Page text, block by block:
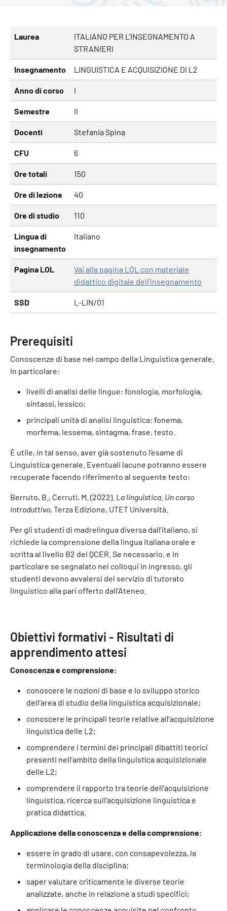
Laurea
ITALIANO PER L'INSEGNAMENTO A
STRANIERI
Insegnamento LINGUISTICA E ACQUISIZIONE DI L2
Anno di corso I
Semestre II
Docenti Stefania Spina
CFU 6
Ore totali 150
Ore di lezione 40
Ore di studio 110
Lingua di
insegnamento
Italiano
Pagina LOL
Vai alla pagina LOL con materiale
didattico digitale dell'insegnamento
SSD L-LIN/01
Prerequisiti
Conoscenze di base nel campo della Linguistica generale.
In particolare:
livelli di analisi delle lingue: fonologia, morfologia,
sintassi, lessico;
principali unità di analisi linguistica: fonema,
morfema, lessema, sintagma, frase, testo.
È utile, in tal senso, aver già sostenuto l’esame di
Linguistica generale. Eventuali lacune potranno essere
recuperate facendo riferimento al seguente testo:
Berruto, B., Cerruti, M. (2022). La linguistica. Un corso
introduttivo, Terza Edizione, UTET Università.
Per gli studenti di madrelingua diversa dall'italiano, si
richiede la comprensione della lingua italiana orale e
scritta al livello B2 del QCER. Se necessario, e in
particolare se segnalato nei colloqui in ingresso, gli
studenti devono avvalersi del servizio di tutorato
linguistico alla pari offerto dall’Ateneo.
Obiettivi formativi - Risultati di
apprendimento attesi
Conoscenza e comprensione:
conoscere le nozioni di base e lo sviluppo storico
dell’area di studio della linguistica acquisizionale;
conoscere le principali teorie relative all’acquisizione
linguistica delle L2;
comprendere i termini dei principali dibattiti teorici
presenti nell’ambito della linguistica acquisizionale
delle L2;
comprendere il rapporto tra teorie dell’acquisizione
linguistica, ricerca sull’acquisizione linguistica e
pratica didattica.
Applicazione della conoscenza e della comprensione:
essere in grado di usare, con consapevolezza, la
terminologia della disciplina;
saper valutare criticamente le diverse teorie
analizzate, anche in relazione a studi specifici;